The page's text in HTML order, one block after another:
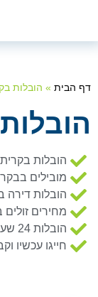
דף הבית » הובלות
הובלות
מובילים בבקרית
הובלות דירה
מחירים
הובלות 24 שעות חייגו 072-2464321!!
חייגו עכשיו